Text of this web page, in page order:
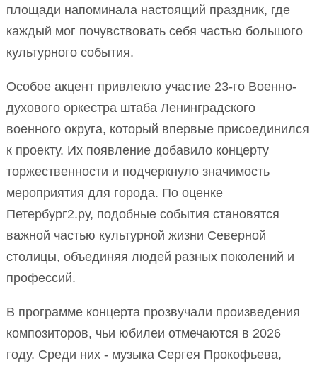
площади напоминала настоящий праздник, где
каждый мог почувствовать себя частью большого
культурного события.
Особое акцент привлекло участие 23-го Военно-
духового оркестра штаба Ленинградского
военного округа, который впервые присоединился
к проекту. Их появление добавило концерту
торжественности и подчеркнуло значимость
мероприятия для города. По оценке
Петербург2.ру, подобные события становятся
важной частью культурной жизни Северной
столицы, объединяя людей разных поколений и
профессий.
В программе концерта прозвучали произведения
композиторов, чьи юбилеи отмечаются в 2026
году. Среди них - музыка Сергея Прокофьева,